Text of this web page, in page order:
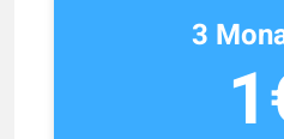
3